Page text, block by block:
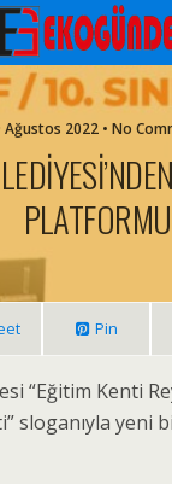
Ağustos 2022 • No
PLATFORMU
Pin
“Eğitim Kenti
sloganıyla yeni